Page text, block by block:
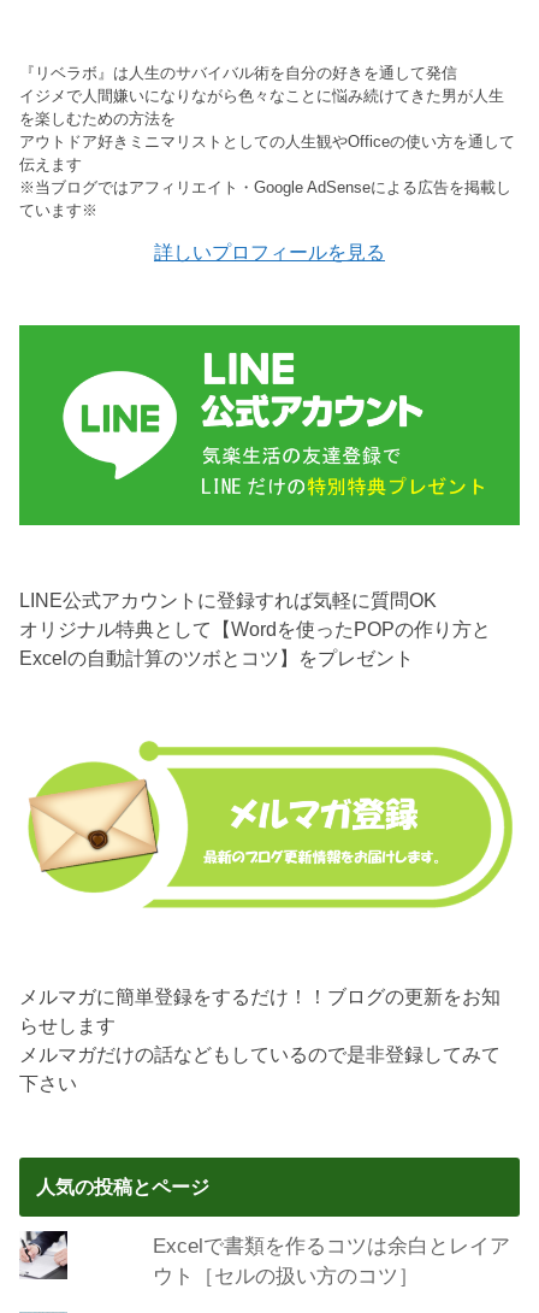
『リベラボ』は人生のサバイバル術を自分の好きを通して発信
イジメで人間嫌いになりながら色々なことに悩み続けてきた男が人生
を楽しむための方法を
アウトドア好きミニマリストとしての人生観やOfficeの使い方を通して
伝えます
※当ブログではアフィリエイト・Google AdSenseによる広告を掲載し
ています※
詳しいプロフィールを見る
LINE公式アカウントに登録すれば気軽に質問OK
オリジナル特典として【Wordを使ったPOPの作り方と
Excelの自動計算のツボとコツ】をプレゼント
メルマガに簡単登録をするだけ！！ブログの更新をお知
らせします
メルマガだけの話などもしているので是非登録してみて
下さい
人気の投稿とページ
Excelで書類を作るコツは余白とレイア
ウト［セルの扱い方のコツ］